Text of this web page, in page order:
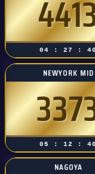
04 : 27 : 39
NEWYORK MID
05 : 12 : 39
NAGOYA